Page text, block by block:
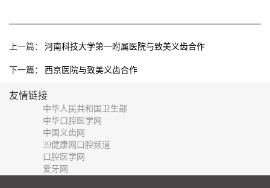
上一篇： 河南科技大学第一附属医院与致美义齿合作
下一篇： 西京医院与致美义齿合作
友情链接
中华人民共和国卫生部
中华口腔医学网
中国义齿网
39健康网口腔频道
口腔医学网
爱牙网